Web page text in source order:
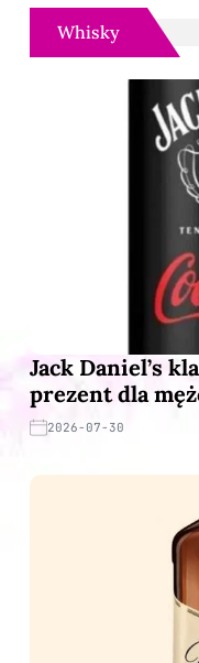
Whisky
Jack Daniel’s
prezent dla
2026-07-30